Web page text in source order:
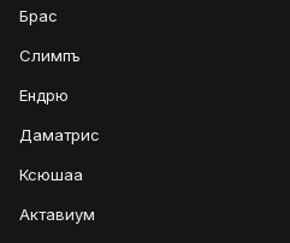
Брас
Слимпъ
Ендрю
Даматрис
Ксюшаа
Актавиум